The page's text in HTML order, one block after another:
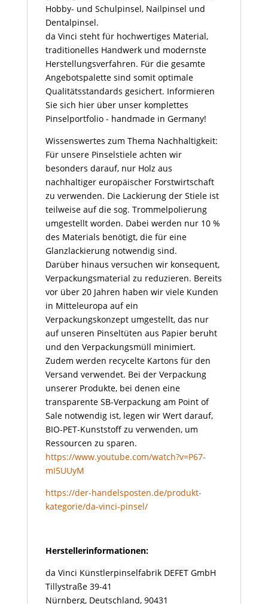
Hobby- und Schulpinsel, Nailpinsel und
Dentalpinsel.
da Vinci steht für hochwertiges Material,
traditionelles Handwerk und modernste
Herstellungsverfahren. Für die gesamte
Angebotspalette sind somit optimale
Qualitätsstandards gesichert. Informieren
Sie sich hier über unser komplettes
Pinselportfolio - handmade in Germany!
Wissenswertes zum Thema Nachhaltigkeit:
Für unsere Pinselstiele achten wir
besonders darauf, nur Holz aus
nachhaltiger europäischer Forstwirtschaft
zu verwenden. Die Lackierung der Stiele ist
teilweise auf die sog. Trommelpolierung
umgestellt worden. Dabei werden nur 10 %
des Materials benötigt, die für eine
Glanzlackierung notwendig sind.
Darüber hinaus versuchen wir konsequent,
Verpackungsmaterial zu reduzieren. Bereits
vor über 20 Jahren haben wir viele Kunden
in Mitteleuropa auf ein
Verpackungskonzept umgestellt, das nur
auf unseren Pinseltüten aus Papier beruht
und den Verpackungsmüll minimiert.
Zudem werden recycelte Kartons für den
Versand verwendet. Bei der Verpackung
unserer Produkte, bei denen eine
transparente SB-Verpackung am Point of
Sale notwendig ist, legen wir Wert darauf,
BIO-PET-Kunststoff zu verwenden, um
Ressourcen zu sparen.
https://www.youtube.com/watch?v=P67-
mI5UUyM
https://der-handelsposten.de/produkt-
kategorie/da-vinci-pinsel/
Herstellerinformationen:
da Vinci Künstlerpinselfabrik DEFET GmbH
Tillystraße 39-41
Nürnberg, Deutschland, 90431